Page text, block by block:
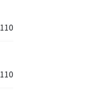
110
110